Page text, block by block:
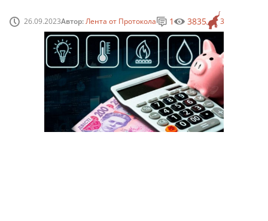
26.09.2023Автор:Лента от Протокола 3
1 3835